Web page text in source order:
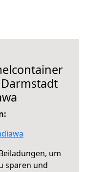
um
sparen und